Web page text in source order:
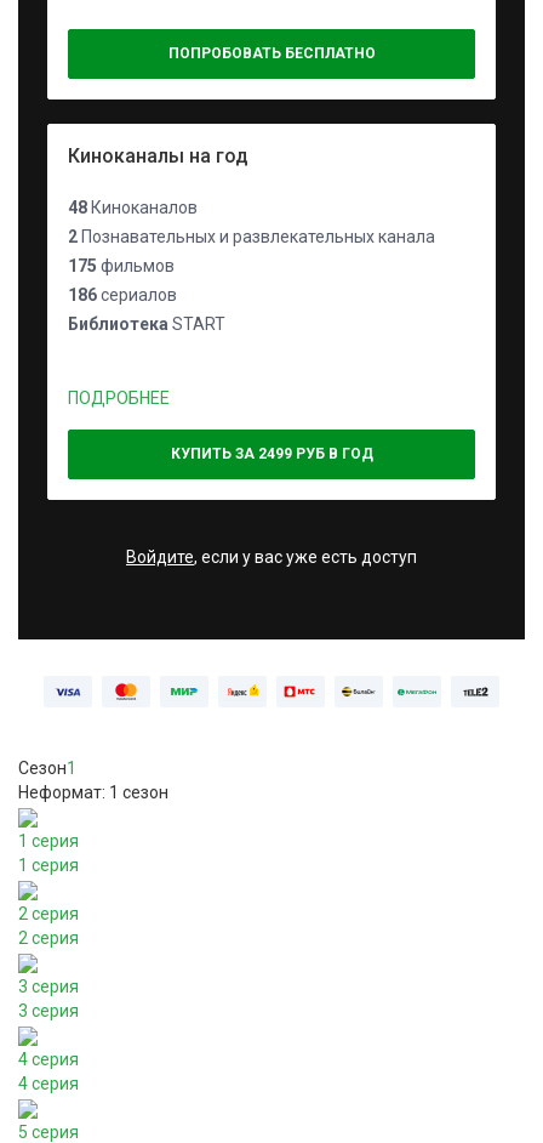
ПОПРОБОВАТЬ БЕСПЛАТНО
Киноканалы на год
48 Киноканалов
2 Познавательных и развлекательных канала
175 фильмов
186сериалов
Библиотека START
ПОДРОБНЕЕ
КУПИТЬ ЗА 2499 РУБ В ГОД
Войдите, если у вас уже есть доступ
Сезон1
Неформат: 1 сезон
1 серия
1 серия
2 серия
2 серия
3 серия
3 серия
4 серия
4 серия
5 серия